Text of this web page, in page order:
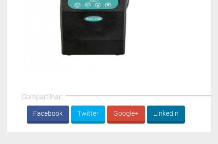
Compartilhar:
Facebook Twitter Google+ Linkedin